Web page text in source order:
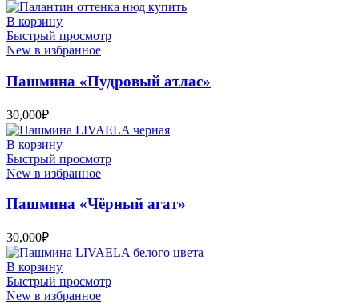
В корзину
Быстрый просмотр
New в избранное
Пашмина «Пудровый атлас»
30,000₽
В корзину
Быстрый просмотр
New в избранное
Пашмина «Чёрный агат»
30,000₽
В корзину
Быстрый просмотр
New в избранное